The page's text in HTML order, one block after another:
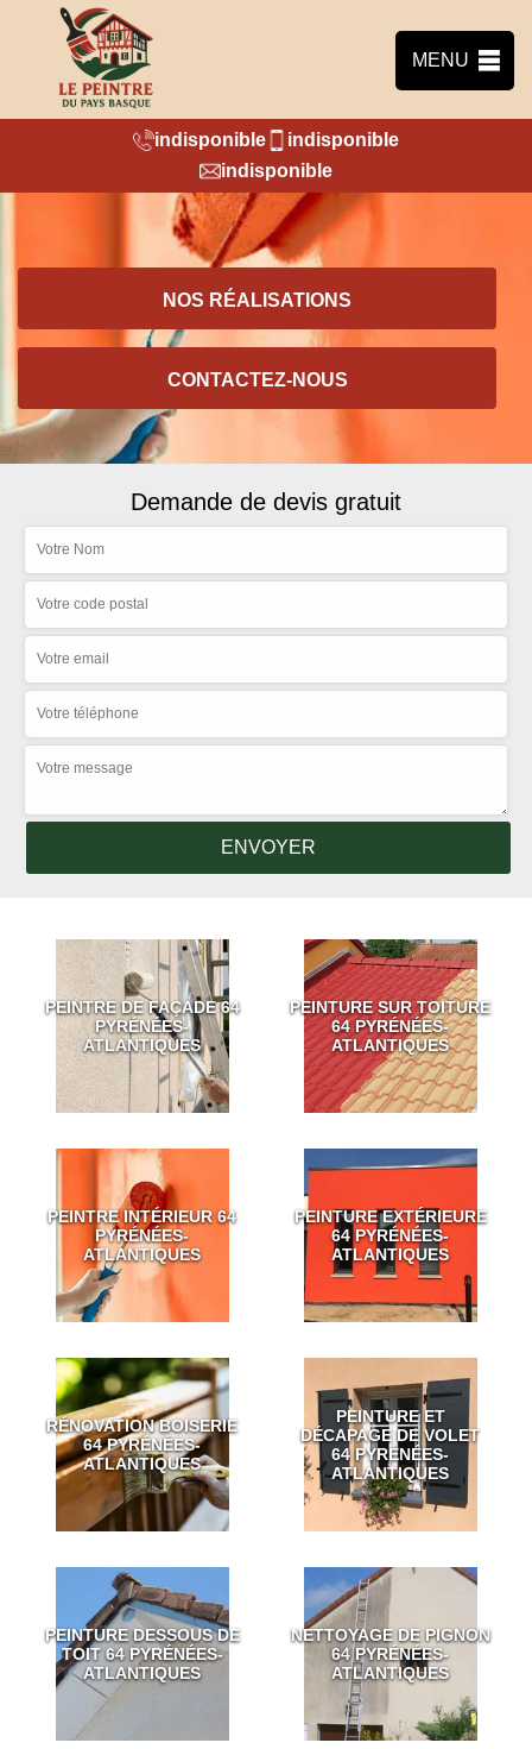
MENU
indisponible
indisponible
indisponible
NOS RÉALISATIONS
CONTACTEZ-NOUS
Demande de devis gratuit
PEINTRE DE FAÇADE 64
PYRÉNÉES-
ATLANTIQUES
PEINTURE SUR TOITURE
64 PYRÉNÉES-
ATLANTIQUES
PEINTRE INTÉRIEUR 64
PYRÉNÉES-
ATLANTIQUES
PEINTURE EXTÉRIEURE
64 PYRÉNÉES-
ATLANTIQUES
RÉNOVATION BOISERIE
64 PYRÉNÉES-
ATLANTIQUES
PEINTURE ET
DÉCAPAGE DE VOLET
64 PYRÉNÉES-
ATLANTIQUES
PEINTURE DESSOUS DE
TOIT 64 PYRÉNÉES-
ATLANTIQUES
NETTOYAGE DE PIGNON
64 PYRÉNÉES-
ATLANTIQUES